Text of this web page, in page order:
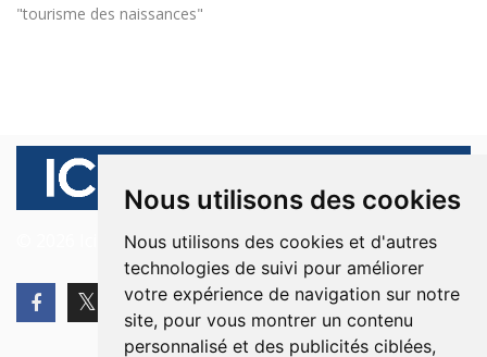
Nous utilisons des cookies
Nous utilisons des cookies et d'autres
technologies de suivi pour améliorer
votre expérience de navigation sur notre
site, pour vous montrer un contenu
personnalisé et des publicités ciblées,
"tourisme des naissances"
© 2026 Ici Beyrouth. Tous les droits sont réservés.